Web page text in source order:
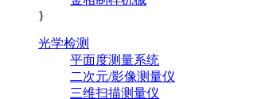
}
光学检测
平面度测量系统
二次元/影像测量仪
三维扫描测量仪